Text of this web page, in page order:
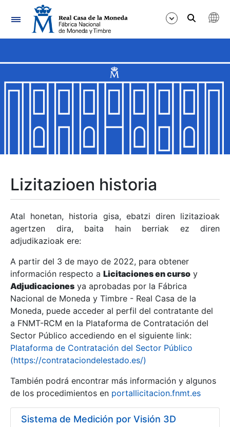
Nabigazioa
Erakutsi/Ezkutatu
Erakutsi/Ezkutatu
Erakutsi/Ezkutatu
Erakutsi/Ezkutatu
Erakutsi/Ezkutatu
Erakutsi/Ezkutatu
Erakutsi/Ezkutatu
Lizitazioen historia
Atal honetan, historia gisa, ebatzi diren lizitazioak
agertzen dira, baita hain berriak ez diren
adjudikazioak ere:
A partir del 3 de mayo de 2022, para obtener
información respecto a Licitaciones en curso y
Adjudicaciones ya aprobadas por la Fábrica
Nacional de Moneda y Timbre - Real Casa de la
Moneda, puede acceder al perfil del contratante del
a FNMT-RCM en la Plataforma de Contratación del
Sector Público accediendo en el siguiente link:
Plataforma de Contratación del Sector Público
(https://contrataciondelestado.es/)
También podrá encontrar más información y algunos
de los procedimientos en portallicitacion.fnmt.es
Sistema de Medición por Visión 3D